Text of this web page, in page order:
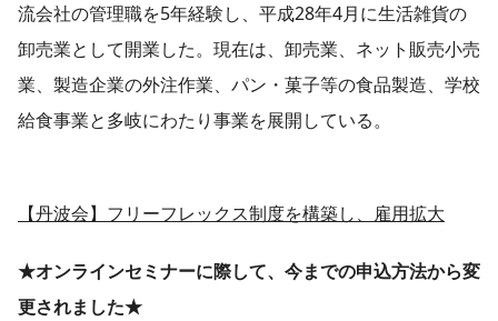
流会社の管理職を5年経験し、平成28年4月に生活雑貨の
卸売業として開業した。現在は、卸売業、ネット販売小売
業、製造企業の外注作業、パン・菓子等の食品製造、学校
給食事業と多岐にわたり事業を展開している。
【丹波会】フリーフレックス制度を構築し、雇用拡大
★オンラインセミナーに際して、今までの申込方法から変
更されました★